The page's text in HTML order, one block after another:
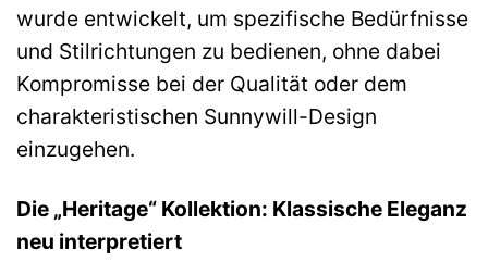
wurde entwickelt, um spezifische Bedürfnisse
und Stilrichtungen zu bedienen, ohne dabei
Kompromisse bei der Qualität oder dem
charakteristischen Sunnywill-Design
einzugehen.
Die „Heritage“ Kollektion: Klassische Eleganz
neu interpretiert